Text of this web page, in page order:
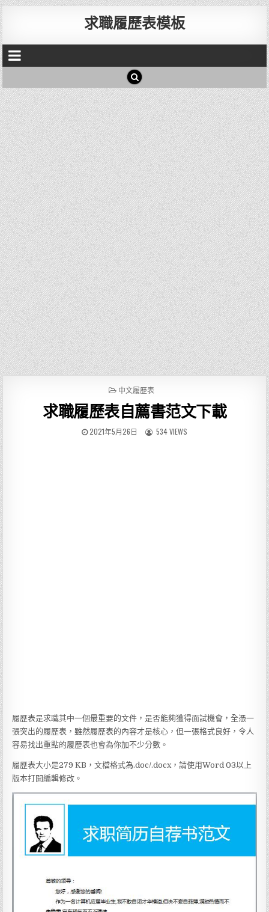
求職履歷表模板
P
S
T
E
中文履歷表
求職履歷表自薦書范文下載
2021年5月26日 534 VIEWS
履歷表是求職其中一個最重要的文件，是否能夠獲得面試機會，全憑一
張突出的履歷表，雖然履歷表的內容才是核心，但一張格式良好，令人
容易找出重點的履歷表也會為你加不少分數。
履歷表大小是279 KB，文檔格式為.doc/.docx，請使用Word 03以上
版本打開編輯修改。